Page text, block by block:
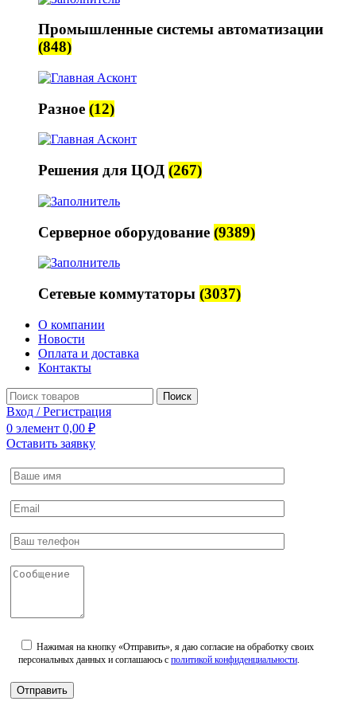
Промышленные системы автоматизации
(848)
Разное (12)
Решения для ЦОД (267)
Серверное оборудование (9389)
Сетевые коммутаторы (3037)
О компании
Новости
Оплата и доставка
Контакты
Поиск
Вход / Регистрация
0 элемент 0,00 ₽
Оставить заявку
Нажимая на кнопку «Отправить», я даю согласие на обработку своих
персональных данных и соглашаюсь с политикой конфиденциальности